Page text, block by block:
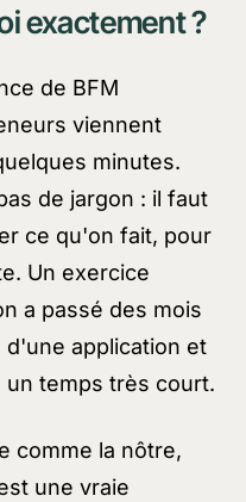
exactement ?
de BFM
viennent
minutes.
de jargon : il faut
ce qu'on fait, pour
Un exercice
a passé des mois
application et
temps très court.
comme la nôtre,
une vraie